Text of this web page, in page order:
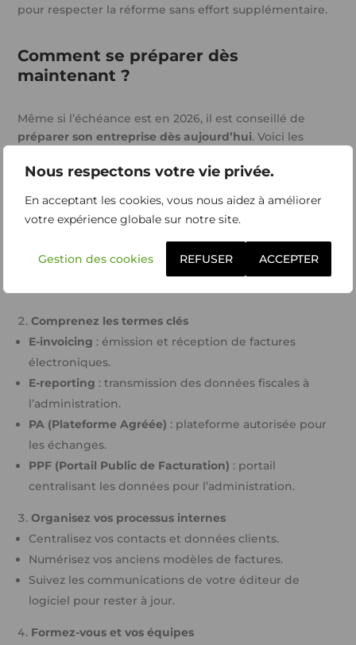
Nous respectons votre vie privée.
En acceptant les cookies, vous nous aidez à améliorer
votre expérience globale sur notre site.
Gestion des cookies REFUSER ACCEPTER
pour respecter la réforme sans effort supplémentaire.
Comment se préparer dès
maintenant ?
Même si l’échéance est en 2026, il est conseillé de
préparer son entreprise dès aujourd’hui. Voici les
Assurez-vous qu’il est compatible avec les normes e-
invoicing et e-reporting.
Comprenez les termes clés
E-invoicing : émission et réception de factures
électroniques.
E-reporting : transmission des données fiscales à
l’administration.
PA (Plateforme Agréée) : plateforme autorisée pour
les échanges.
PPF (Portail Public de Facturation) : portail
centralisant les données pour l’administration.
Organisez vos processus internes
Centralisez vos contacts et données clients.
Numérisez vos anciens modèles de factures.
Suivez les communications de votre éditeur de
logiciel pour rester à jour.
Formez-vous et vos équipes